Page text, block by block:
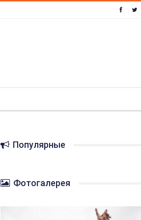
Популярные
Фотогалерея